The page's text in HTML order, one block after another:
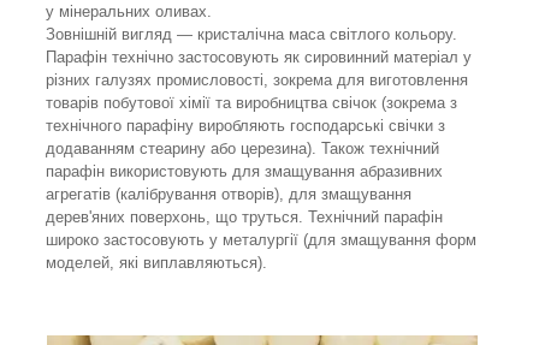
у мінеральних оливах.
Зовнішній вигляд — кристалічна маса світлого кольору.
Парафін технічно застосовують як сировинний матеріал у
різних галузях промисловості, зокрема для виготовлення
товарів побутової хімії та виробництва свічок (зокрема з
технічного парафіну виробляють господарські свічки з
додаванням стеарину або церезина). Також технічний
парафін використовують для змащування абразивних
агрегатів (калібрування отворів), для змащування
дерев'яних поверхонь, що труться. Технічний парафін
широко застосовують у металургії (для змащування форм
моделей, які виплавляються).